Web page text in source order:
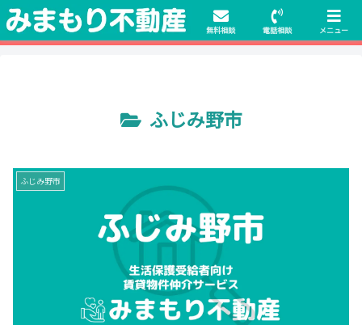
初期費用無料物件や保証人不要の物件も豊富にご用意！相談料無料でも申
請・手続きサポート付き！
ふじみ野市
ふじみ野市
無料相談 電話相談 メニュー